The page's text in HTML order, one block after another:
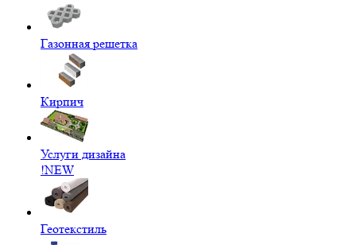
Газонная решетка
Кирпич
Услуги дизайна
!NEW
Геотекстиль